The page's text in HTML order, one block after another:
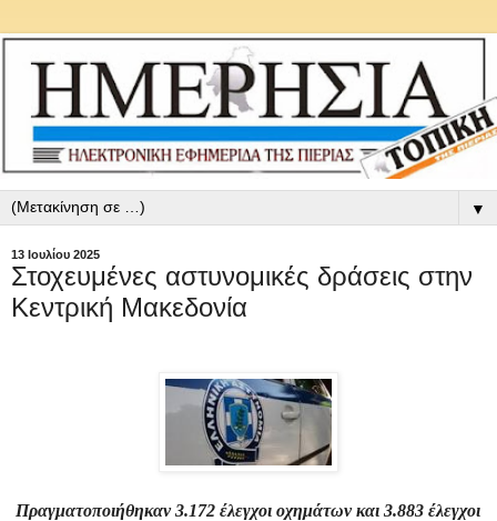
▼
13 Ιουλίου 2025
Στοχευμένες αστυνομικές δράσεις στην
Κεντρική Μακεδονία
Πραγματοποιήθηκαν 3.172 έλεγχοι οχημάτων και 3.883 έλεγχοι